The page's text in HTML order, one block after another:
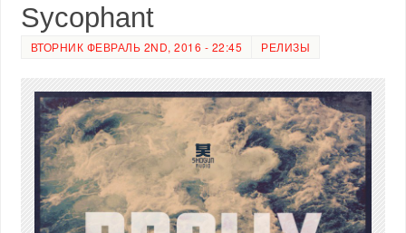
Sycophant
ВТОРНИК ФЕВРАЛЬ 2ND, 2016 - 22:45 РЕЛИЗЫ